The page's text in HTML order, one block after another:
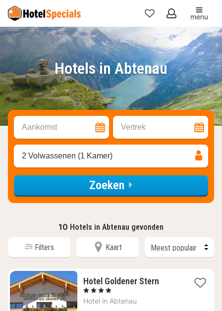
Mijn
favorieten
menu
Hotels in Abtenau
Aankomst Vertrek
2 Volwassenen (1 Kamer)
Zoeken
10 Hotels in Abtenau gevonden
Filters Kaart
Hotel Goldener Stern1
, 4 Sterren
Hotel in Abtenau